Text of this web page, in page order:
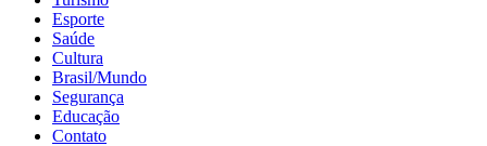
Esporte
Saúde
Cultura
Brasil/Mundo
Segurança
Educação
Contato